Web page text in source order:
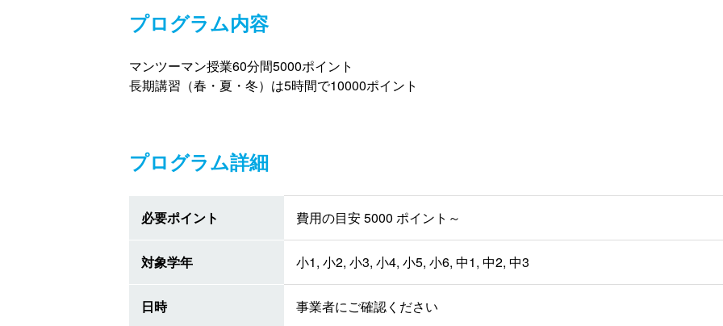
プログラム内容
マンツーマン授業60分間5000ポイント
長期講習（春・夏・冬）は5時間で10000ポイント
プログラム詳細
必要ポイント 費用の目安 5000 ポイント～
対象学年 小1, 小2, 小3, 小4, 小5, 小6, 中1, 中2, 中3
日時 事業者にご確認ください